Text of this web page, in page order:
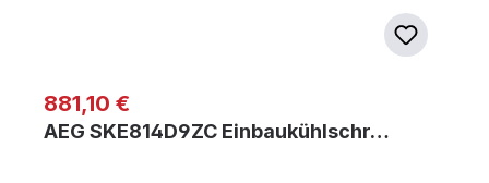
Regulärer Preis:
881,10 €
AEG SKE814D9ZC Einbaukühlschr…